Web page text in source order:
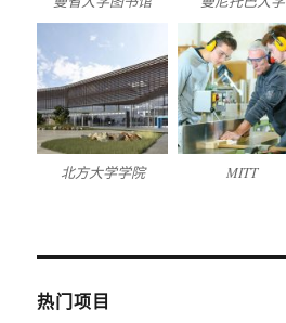
北方大学学院 MITT
热门项目